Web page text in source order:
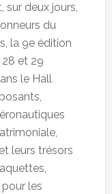
sur deux jours,
du
la 9e édition
28 et 29
le Hall
leurs trésors
pour les